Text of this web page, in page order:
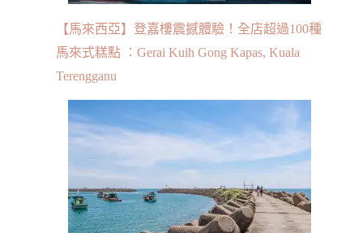
【馬來西亞】登嘉樓震撼體驗！全店超過100種
馬來式糕點 ：Gerai Kuih Gong Kapas, Kuala
Terengganu